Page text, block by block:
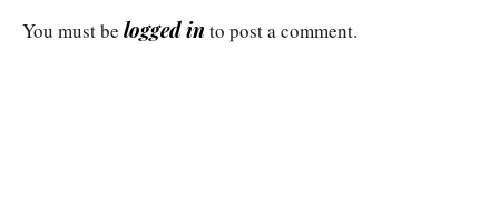
You must be logged in to post a comment.